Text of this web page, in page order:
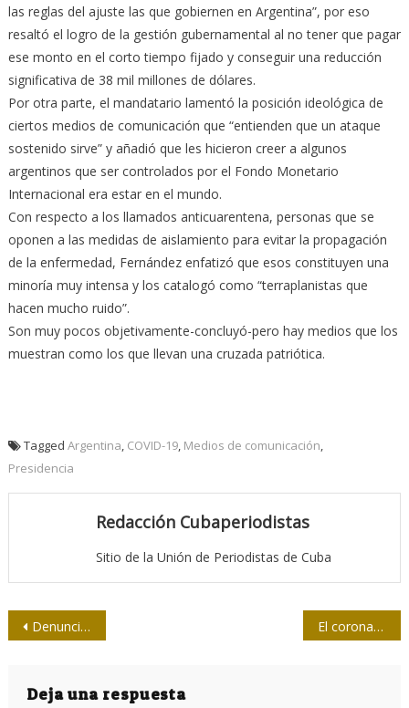
las reglas del ajuste las que gobiernen en Argentina”, por eso
resaltó el logro de la gestión gubernamental al no tener que pagar
ese monto en el corto tiempo fijado y conseguir una reducción
significativa de 38 mil millones de dólares.
Por otra parte, el mandatario lamentó la posición ideológica de
ciertos medios de comunicación que “entienden que un ataque
sostenido sirve” y añadió que les hicieron creer a algunos
argentinos que ser controlados por el Fondo Monetario
Internacional era estar en el mundo.
Con respecto a los llamados anticuarentena, personas que se
oponen a las medidas de aislamiento para evitar la propagación
de la enfermedad, Fernández enfatizó que esos constituyen una
minoría muy intensa y los catalogó como “terraplanistas que
hacen mucho ruido”.
Son muy pocos objetivamente-concluyó-pero hay medios que los
muestran como los que llevan una cruzada patriótica.
Tagged Argentina COVID-19, Medios de comunicación
Presidencia
Redacción Cubaperiodistas
Sitio de la Unión de Periodistas de Cuba
Navegación
entradas
Denuncia canciller Jorge Arreaza injerencia norteamericana en las elecciones parlamentarias venezolanas El coronavirus no se propaga a través de los alimentos, confirma la OMS
Deja una respuesta